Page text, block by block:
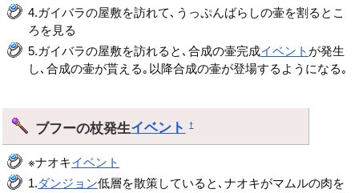
4.ガイバラの屋敷を訪れて､うっぷんばらしの壷を割るとこ
ろを見る
5.ガイバラの屋敷を訪れると､合成の壷完成イベント が発生
し､合成の壷が貰える｡以降合成の壷が登場するようになる｡
ブフーの杖発生イベント †
※ナオキイベント
1.ダンジョン低層を散策していると､ナオキがマムルの肉を